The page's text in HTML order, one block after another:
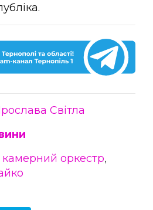
Світла
оркестр,